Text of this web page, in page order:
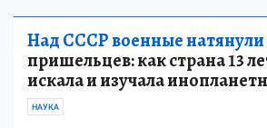
Над СССР военные натянули
пришельцев: как страна 13
искала и изучала
НАУКА